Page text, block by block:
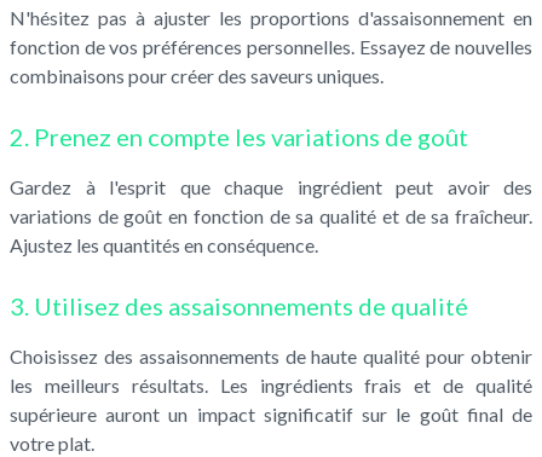
N'hésitez pas à ajuster les proportions d'assaisonnement en
fonction de vos préférences personnelles. Essayez de nouvelles
combinaisons pour créer des saveurs uniques.
2. Prenez en compte les variations de goût
Gardez à l'esprit que chaque ingrédient peut avoir des
variations de goût en fonction de sa qualité et de sa fraîcheur.
Ajustez les quantités en conséquence.
3. Utilisez des assaisonnements de qualité
Choisissez des assaisonnements de haute qualité pour obtenir
les meilleurs résultats. Les ingrédients frais et de qualité
supérieure auront un impact significatif sur le goût final de
votre plat.